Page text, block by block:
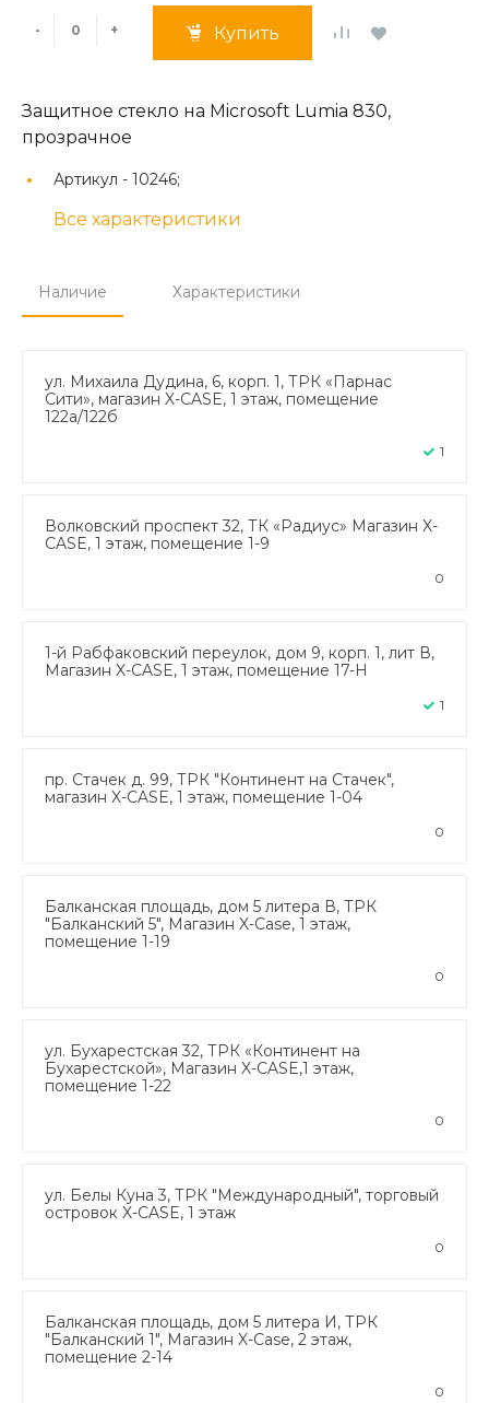
- + Купить
Защитное стекло на Microsoft Lumia 830,
прозрачное
Артикул - 10246;
Все характеристики
Наличие Характеристики
ул. Михаила Дудина, 6, корп. 1, ТРК «Парнас
Сити», магазин X-CASE, 1 этаж, помещение
122а/122б
1
Волковский проспект 32, ТК «Радиус» Магазин X-
CASE, 1 этаж, помещение 1-9
0
1-й Рабфаковский переулок, дом 9, корп. 1, лит В,
Магазин X-CASE, 1 этаж, помещение 17-Н
1
пр. Стачек д. 99, ТРК "Континент на Стачек",
магазин X-CASE, 1 этаж, помещение 1-04
0
Балканская площадь, дом 5 литера В, ТРК
"Балканский 5", Магазин X-Case, 1 этаж,
помещение 1-19
0
ул. Бухарестская 32, ТРК «Континент на
Бухарестской», Магазин X-CASE,1 этаж,
помещение 1-22
0
ул. Белы Куна 3, ТРК "Международный", торговый
островок X-CASE, 1 этаж
0
Балканская площадь, дом 5 литера И, ТРК
"Балканский 1", Магазин X-Case, 2 этаж,
помещение 2-14
0